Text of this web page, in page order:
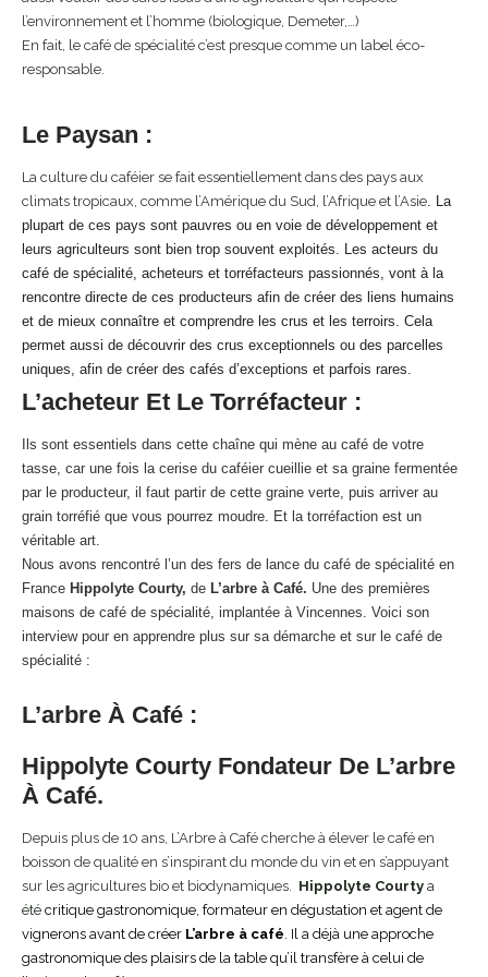
l’environnement et l’homme (biologique, Demeter,…)
En fait, le café de spécialité c’est presque comme un label éco-
responsable.
Le Paysan :
La culture du caféier se fait essentiellement dans des pays aux
climats tropicaux, comme l’Amérique du Sud, l’Afrique et l’Asie. La
plupart de ces pays sont pauvres ou en voie de développement et
leurs agriculteurs sont bien trop souvent exploités. Les acteurs du
café de spécialité, acheteurs et torréfacteurs passionnés, vont à la
rencontre directe de ces producteurs afin de créer des liens humains
et de mieux connaître et comprendre les crus et les terroirs. Cela
permet aussi de découvrir des crus exceptionnels ou des parcelles
uniques, afin de créer des cafés d’exceptions et parfois rares.
L’acheteur Et Le Torréfacteur :
Ils sont essentiels dans cette chaîne qui mène au café de votre
tasse, car une fois la cerise du caféier cueillie et sa graine fermentée
par le producteur, il faut partir de cette graine verte, puis arriver au
grain torréfié que vous pourrez moudre. Et la torréfaction est un
véritable art.
Nous avons rencontré l’un des fers de lance du café de spécialité en
France Hippolyte Courty, de L’arbre à Café. Une des premières
maisons de café de spécialité, implantée à Vincennes. Voici son
interview pour en apprendre plus sur sa démarche et sur le café de
spécialité :
L’arbre À Café :
Hippolyte Courty Fondateur De L’arbre
À Café.
Depuis plus de 10 ans, L’Arbre à Café cherche à élever le café en
boisson de qualité en s’inspirant du monde du vin et en s’appuyant
sur les agricultures bio et biodynamiques. Hippolyte Courty a
été critique gastronomique, formateur en dégustation et agent de
vignerons avant de créer L’arbre à café. Il a déjà une approche
gastronomique des plaisirs de la table qu’il transfère à celui de